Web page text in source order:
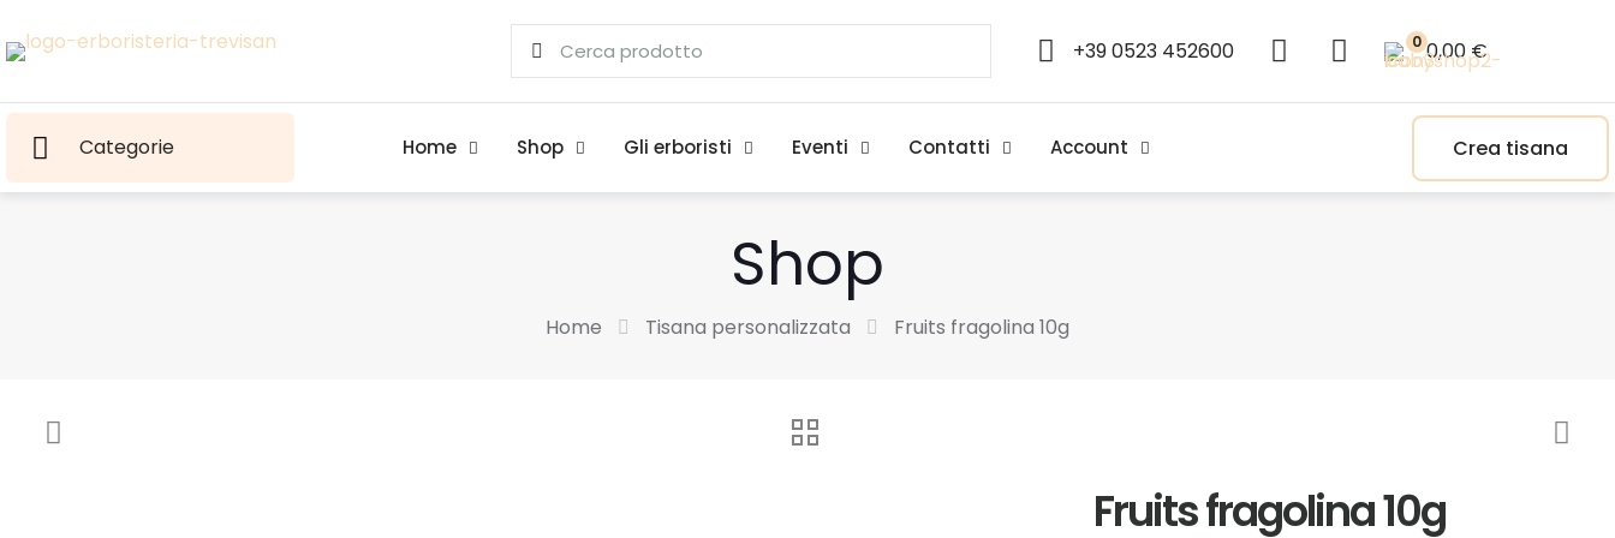
+39 0523 452600 0 0,00 €
Categorie Home Shop Gli erboristi Eventi Contatti Account Crea tisana
Shop
Home Tisana personalizzata Fruits fragolina 10g
Fruits fragolina 10g